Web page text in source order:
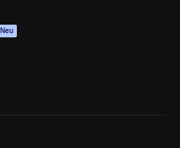
Neu